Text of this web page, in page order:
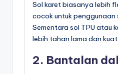
Sol karet biasanya lebih
cocok untuk penggunaan
Sementara sol TPU atau
lebih tahan lama dan
2. Bantalan